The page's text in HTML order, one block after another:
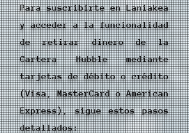
Para suscribirte en Laniakea
y acceder a la funcionalidad
de retirar dinero de la
Cartera Hubble mediante
tarjetas de débito o crédito
(Visa, MasterCard o American
Express), sigue estos pasos
detallados: